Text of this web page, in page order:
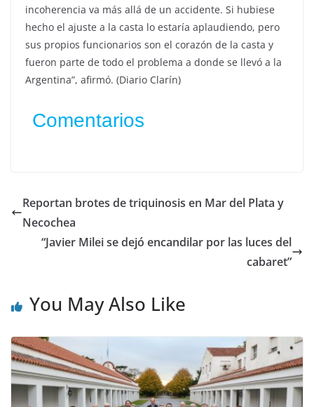
incoherencia va más allá de un accidente. Si hubiese
hecho el ajuste a la casta lo estaría aplaudiendo, pero
sus propios funcionarios son el corazón de la casta y
fueron parte de todo el problema a donde se llevó a la
Argentina”, afirmó. (Diario Clarín)
Comentarios
Reportan brotes de triquinosis en Mar del Plata y
Necochea
“Javier Milei se dejó encandilar por las luces del
cabaret”
You May Also Like